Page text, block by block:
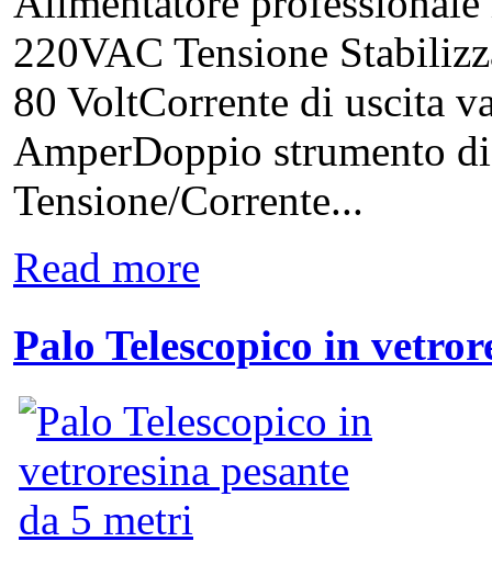
220VAC Tensione
80 VoltCorrente di uscita
AmperDoppio strumento
Tensione/Corrente...
Read more
Palo Telescopico in